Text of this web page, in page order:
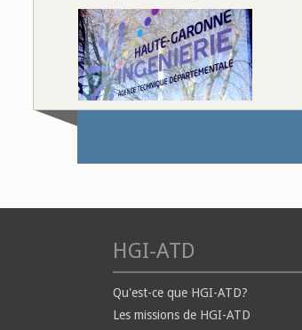
HGI-ATD
Qu'est-ce que HGI-ATD?
Les missions de HGI-ATD